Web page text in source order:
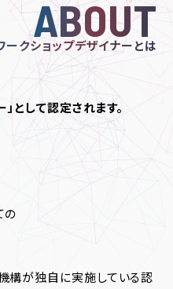
ABOUT
ークショップデザイナーとは
として認定されます。
の
構が独自に実施している認